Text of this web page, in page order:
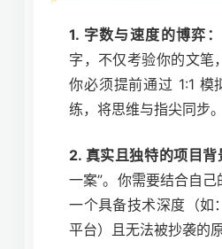
1. 字数与速度的博弈：
字，不仅考验你的文笔
你必须提前通过 1:1 模
练，将思维与指尖同步。
2. 真实且独特的项目背
一案”。你需要结合自
一个具备技术深度（如
平台）且无法被抄袭的